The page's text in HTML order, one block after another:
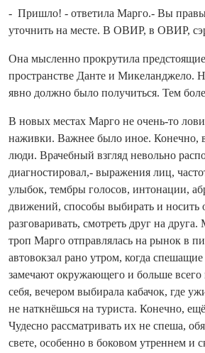
- Пришло! - ответила Марго.- Вы правы,
уточнить на месте. В ОВИР, в ОВИР,
Она мысленно прокрутила предстоящие
пространстве Данте и Микеланджело.
явно должно было получиться. Тем
В новых местах Марго не очень‑то
наживки. Важнее было иное. Конечно,
люди. Врачебный взгляд невольно
диагностировал,- выражения лиц,
улыбок, тембры голосов, интонации,
движений, способы выбирать и носить
разговаривать, смотреть друг на
троп Марго отправлялась на рынок в
автовокзал рано утром, ко­гда
замечают окружающего и больше
себя, вечером выбирала кабачок, где
не наткнёшься на туриста. Конечно,
Чудесно рассматривать их не спеша,
свете, особенно в боковом утреннем и